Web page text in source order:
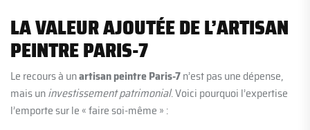
LA VALEUR AJOUTÉE DE L’ARTISAN
PEINTRE PARIS-7
Le recours à unartisan peintre Paris-7n’est pas une dépense,
mais uninvestissement patrimonial. Voici pourquoi l’expertise
l’emporte sur le « faire soi-même » :